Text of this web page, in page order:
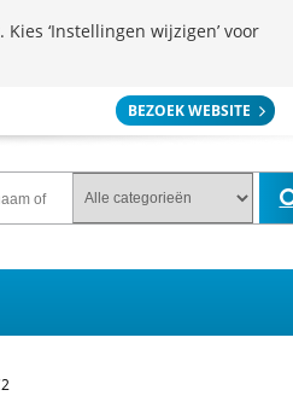
BEZOEK WEBSITE
‘Instellingen wijzigen’ voor